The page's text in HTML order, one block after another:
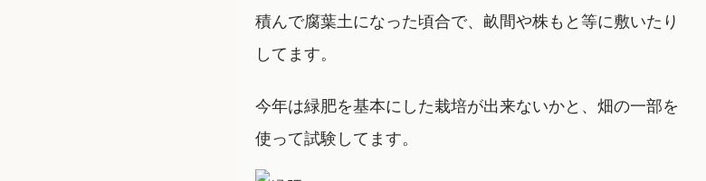
積んで腐葉土になった頃合で、畝間や株もと等に敷いたり
してます。
今年は緑肥を基本にした栽培が出来ないかと、畑の一部を
使って試験してます。